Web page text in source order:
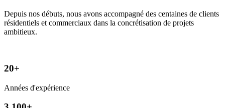
Depuis nos débuts, nous avons accompagné des centaines de clients
résidentiels et commerciaux dans la concrétisation de projets
ambitieux.
20+
Années d'expérience